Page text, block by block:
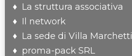
La struttura associativa
Il network
La sede di Villa Marchetti
proma-pack SRL